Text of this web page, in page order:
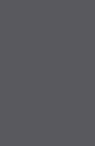
cookies